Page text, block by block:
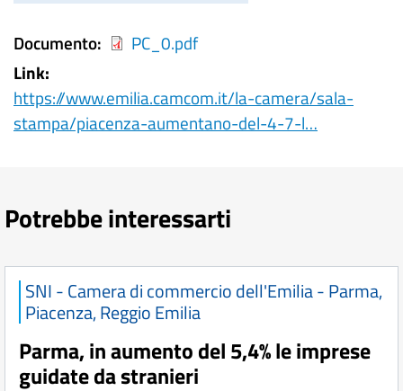
Documento
PC_0.pdf
Link
https://www.emilia.camcom.it/la-camera/sala-
stampa/piacenza-aumentano-del-4-7-l…
Potrebbe interessarti
SNI - Camera di commercio dell'Emilia - Parma,
Piacenza, Reggio Emilia
Parma, in aumento del 5,4% le imprese
guidate da stranieri